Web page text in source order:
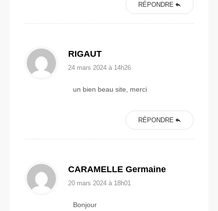
RÉPONDRE
RIGAUT
24 mars 2024 à 14h26
un bien beau site, merci
RÉPONDRE
CARAMELLE Germaine
20 mars 2024 à 18h01
Bonjour